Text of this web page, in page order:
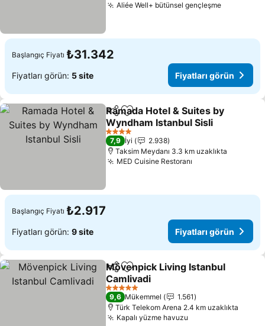
Aliée Well+ bütünsel gençleşmeFiyatları
Başlangıç Fiyatı ₺31.342
Fiyatları görün: 5 site Fiyatları görün
PaylaşFavorilerime ekle
Ramada Hotel & Suites by
Wyndham Istanbul Sisli
Fiyatları görün
4 Yıldız
7,9 İyi
2.938
Taksim Meydanı 3.3 km uzaklıkta
MED Cuisine Restoranı
Başlangıç Fiyatı ₺2.917
Fiyatları görün: 9 site Fiyatları görün
PaylaşFavorilerime ekle
Mövenpick Living Istanbul
Camlivadi
Fiyatları görün
5 Yıldız
9,6 Mükemmel
1.561
Türk Telekom Arena 2.4 km uzaklıkta
Kapalı yüzme havuzu